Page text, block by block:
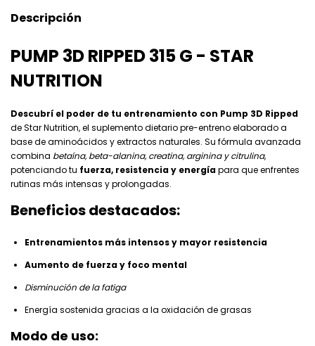
Descripción
PUMP 3D RIPPED 315 G - STAR
NUTRITION
Descubrí el poder de tu entrenamiento con Pump 3D Ripped
de Star Nutrition, el suplemento dietario pre-entreno elaborado a
base de aminoácidos y extractos naturales. Su fórmula avanzada
combina betaína, beta-alanina, creatina, arginina y citrulina,
potenciando tu fuerza, resistencia y energíapara que enfrentes
rutinas más intensas y prolongadas.
Beneficios destacados:
Entrenamientos más intensos y mayor resistencia
Aumento de fuerza y foco mental
Disminución de la fatiga
Energía sostenida gracias a la oxidación de grasas
Modo de uso: